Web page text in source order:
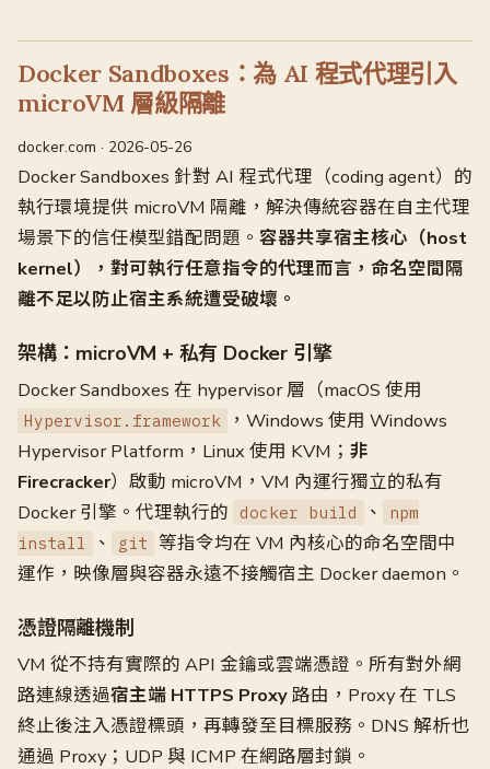
Docker Sandboxes：為 AI 程式代理引入
microVM 層級隔離
docker.com · 2026-05-26
Docker Sandboxes 針對 AI 程式代理（coding agent）的
執行環境提供 microVM 隔離，解決傳統容器在自主代理
場景下的信任模型錯配問題。 容器共享宿主核心（host
kernel），對可執行任意指令的代理而言，命名空間隔
離不足以防止宿主系統遭受破壞。
架構：microVM + 私有 Docker 引擎
Docker Sandboxes 在 hypervisor 層（macOS 使用
Hypervisor.framework
，Windows 使用 Windows
Hypervisor Platform，Linux 使用 KVM； 非
Firecracker）啟動 microVM，VM 內運行獨立的私有
Docker 引擎。代理執行的
docker build 、
npm
install
、 git
等指令均在 VM 內核心的命名空間中
運作，映像層與容器永遠不接觸宿主 Docker daemon。
憑證隔離機制
VM 從不持有實際的 API 金鑰或雲端憑證。所有對外網
路連線透過宿主端 HTTPS Proxy路由，Proxy 在 TLS
終止後注入憑證標頭，再轉發至目標服務。DNS 解析也
通過 Proxy；UDP 與 ICMP 在網路層封鎖。